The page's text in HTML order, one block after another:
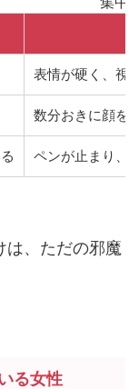
表情が硬く、視
数分おきに顔を
ペンが止まり、
は、ただの邪魔
る女性